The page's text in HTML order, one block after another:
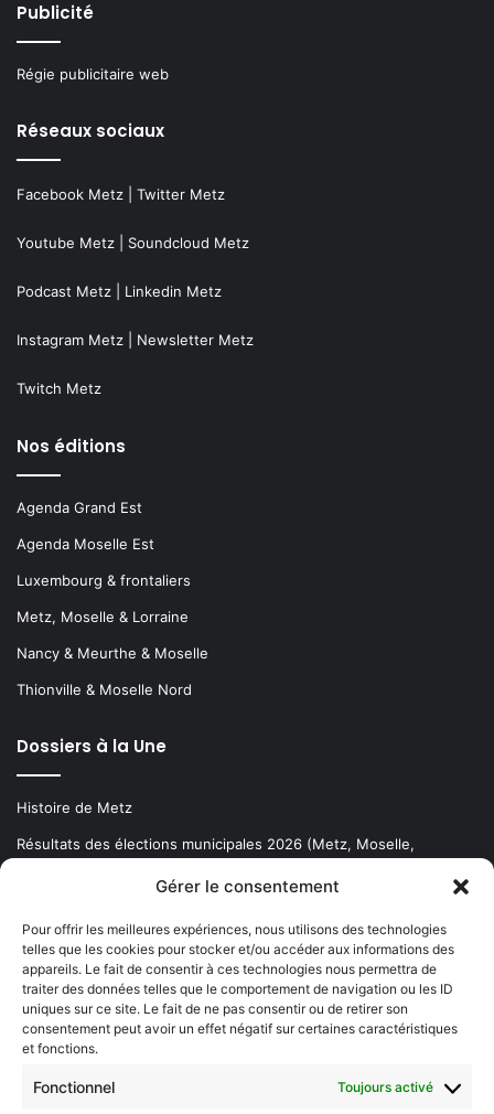
Gérer le consentement
Pour offrir les meilleures expériences, nous utilisons des technologies
telles que les cookies pour stocker et/ou accéder aux informations des
appareils. Le fait de consentir à ces technologies nous permettra de
traiter des données telles que le comportement de navigation ou les ID
uniques sur ce site. Le fait de ne pas consentir ou de retirer son
consentement peut avoir un effet négatif sur certaines caractéristiques
et fonctions.
Fonctionnel Toujours activé
Publicité
Régie publicitaire web
Réseaux sociaux
Facebook Metz Twitter Metz
Youtube Metz Soundcloud Metz
Podcast Metz Linkedin Metz
Instagram Metz Newsletter Metz
Twitch Metz
Nos éditions
Agenda Grand Est
Agenda Moselle Est
Luxembourg & frontaliers
Metz, Moselle & Lorraine
Nancy & Meurthe & Moselle
Thionville & Moselle Nord
Dossiers à la Une
Histoire de Metz
Résultats des élections municipales 2026 (Metz, Moselle,
Newsletter gratuite
Choisissez : matin, soir ou hebdo ?